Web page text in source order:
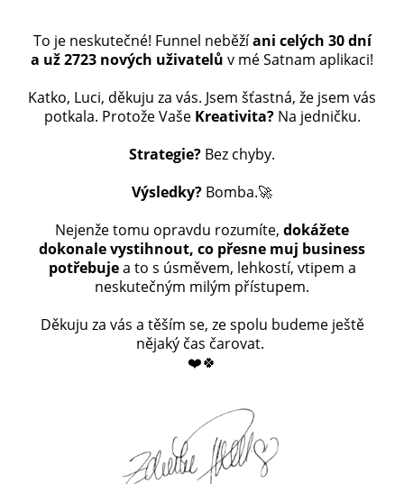
To je neskutečné! Funnel neběžíani celých 30 dní
a už 2723 nových uživatelů v mé Satnam aplikaci!
Katko, Luci, děkuju za vás. Jsem šťastná, že jsem vás
potkala. Protože Vaše Kreativita?Na jedničku.
Strategie? Bez chyby.
Výsledky? Bomba.🚀
Nejenže tomu opravdu rozumíte, dokážete
dokonale vystihnout, co přesne muj business
potřebujea to s úsměvem, lehkostí, vtipem a
neskutečným milým přístupem.
Děkuju za vás a těším se, ze spolu budeme ještě
nějaký čas čarovat.
❤️🍀